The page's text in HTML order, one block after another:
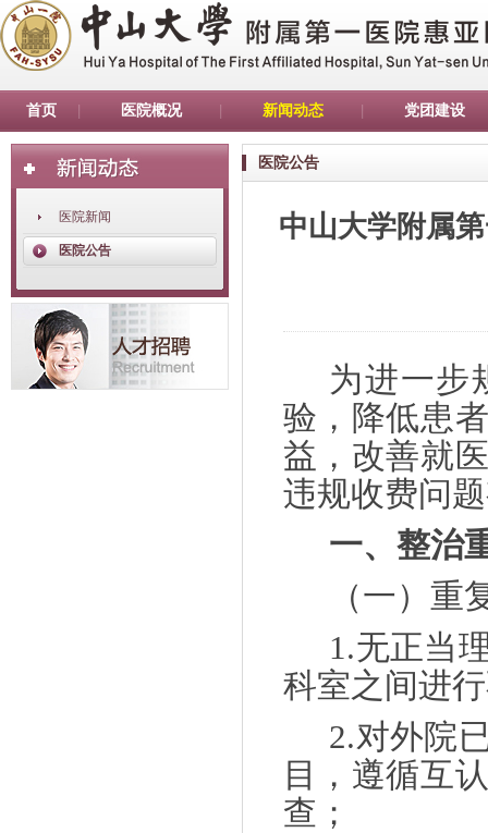
首页 医院概况 新闻动态 党团建设
医院新闻
医院公告
医院公告
中山大学附属
为进一步
验，降低患
益，改善就
违规收费问
一、整治
（一）重
1.无正当
科室之间进
2.对外院
目，遵循互
查；